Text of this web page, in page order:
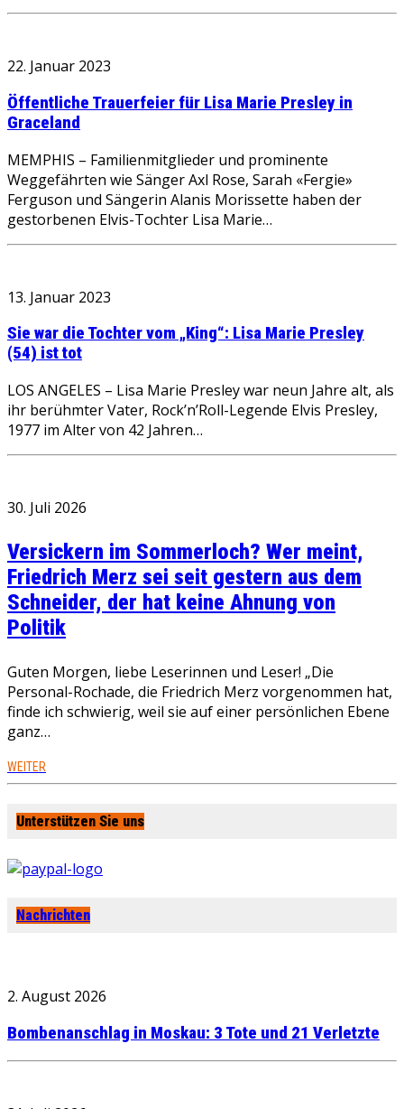
22. Januar 2023
Öffentliche Trauerfeier für Lisa Marie Presley in
Graceland
MEMPHIS – Familienmitglieder und prominente
Weggefährten wie Sänger Axl Rose, Sarah «Fergie»
Ferguson und Sängerin Alanis Morissette haben der
gestorbenen Elvis-Tochter Lisa Marie…
13. Januar 2023
Sie war die Tochter vom „King“: Lisa Marie Presley
(54) ist tot
LOS ANGELES – Lisa Marie Presley war neun Jahre alt, als
ihr berühmter Vater, Rock’n’Roll-Legende Elvis Presley,
1977 im Alter von 42 Jahren…
30. Juli 2026
Versickern im Sommerloch? Wer meint,
Friedrich Merz sei seit gestern aus dem
Schneider, der hat keine Ahnung von
Politik
Guten Morgen, liebe Leserinnen und Leser! „Die
Personal-Rochade, die Friedrich Merz vorgenommen hat,
finde ich schwierig, weil sie auf einer persönlichen Ebene
ganz…
WEITER
Unterstützen Sie uns
Nachrichten
2. August 2026
Bombenanschlag in Moskau: 3 Tote und 21 Verletzte